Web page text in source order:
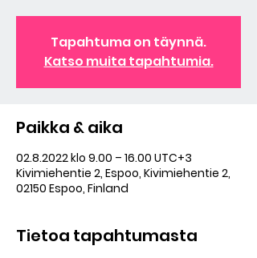
Tapahtuma on täynnä.
Katso muita tapahtumia.
Paikka & aika
02.8.2022 klo 9.00 – 16.00 UTC+3
Kivimiehentie 2, Espoo, Kivimiehentie 2,
02150 Espoo, Finland
Tietoa tapahtumasta